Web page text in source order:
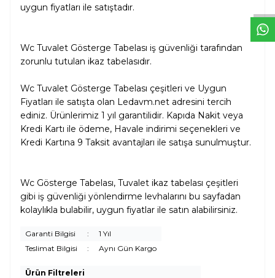
uygun fiyatları ile satıştadır.
Wc Tuvalet Gösterge Tabelası iş güvenliği tarafından
zorunlu tutulan ikaz tabelasıdır.
Wc Tuvalet Gösterge Tabelası çeşitleri ve Uygun
Fiyatları ile satışta olan Ledavm.net adresini tercih
ediniz. Ürünlerimiz 1 yıl garantilidir. Kapıda Nakit veya
Kredi Kartı ile ödeme, Havale indirimi seçenekleri ve
Kredi Kartına 9 Taksit avantajları ile satışa sunulmuştur.
Wc Gösterge Tabelası, Tuvalet ikaz tabelası çeşitleri
gibi iş güvenliği yönlendirme levhalarını bu sayfadan
kolaylıkla bulabilir, uygun fiyatlar ile satın alabilirsiniz.
Garanti Bilgisi :
1 Yıl
Teslimat Bilgisi
: Aynı Gün Kargo
Ürün Filtreleri